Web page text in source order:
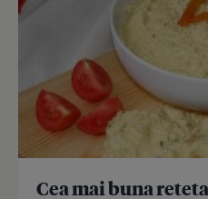
Cea mai buna